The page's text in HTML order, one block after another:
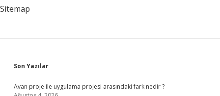
Sitemap
Sidebar
Son Yazılar
Avan proje ile uygulama projesi arasındaki fark nedir ?